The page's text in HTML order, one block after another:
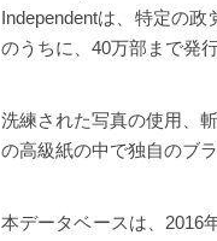
Independentは、特定の
のうちに、40万部まで発
洗練された写真の使用、
の高級紙の中で独自のブ
本データベースは、2016